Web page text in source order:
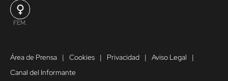
FEM.
Área de Prensa Cookies Privacidad
Aviso Legal
Canal del Informante